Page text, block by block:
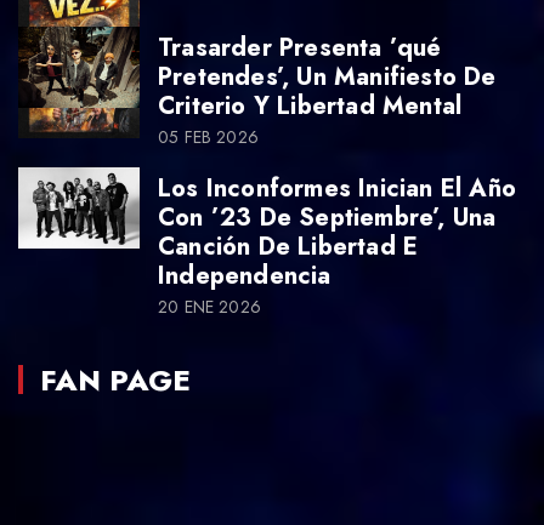
Trasarder Presenta ’qué
Pretendes’, Un Manifiesto De
Criterio Y Libertad Mental
05 FEB 2026
Los Inconformes Inician El Año
Con ’23 De Septiembre’, Una
Canción De Libertad E
Independencia
20 ENE 2026
FAN PAGE